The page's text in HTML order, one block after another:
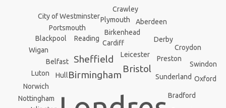
Birmingham
Sheffield
Bristol
Leicester
Cardiff
Sunderland
Birkenhead
Nottingham
Reading
Hull
Preston
Bradford
Belfast
Derby
Plymouth
Luton
City of Westminster
Blackpool
Norwich
Aberdeen
Portsmouth
Swindon
Crawley
Wigan Croydon
Oxford